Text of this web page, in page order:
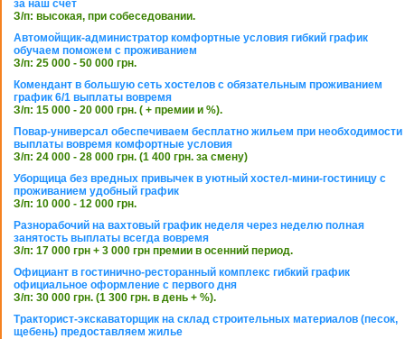
за наш счет
З/п: высокая, при собеседовании.
Автомойщик-администратор комфортные условия гибкий график
обучаем поможем с проживанием
З/п: 25 000 - 50 000 грн.
Комендант в большую сеть хостелов с обязательным проживанием
график 6/1 выплаты вовремя
З/п: 15 000 - 20 000 грн. ( + премии и %).
Повар-универсал обеспечиваем бесплатно жильем при необходимости
выплаты вовремя комфортные условия
З/п: 24 000 - 28 000 грн. (1 400 грн. за смену)
Уборщица без вредных привычек в уютный хостел-мини-гостиницу с
проживанием удобный график
З/п: 10 000 - 12 000 грн.
Разнорабочий на вахтовый график неделя через неделю полная
занятость выплаты всегда вовремя
З/п: 17 000 грн + 3 000 грн премии в осенний период.
Официант в гостинично-ресторанный комплекс гибкий график
официальное оформление с первого дня
З/п: 30 000 грн. (1 300 грн. в день + %).
Тракторист-экскаваторщик на склад строительных материалов (песок,
щебень) предоставляем жилье